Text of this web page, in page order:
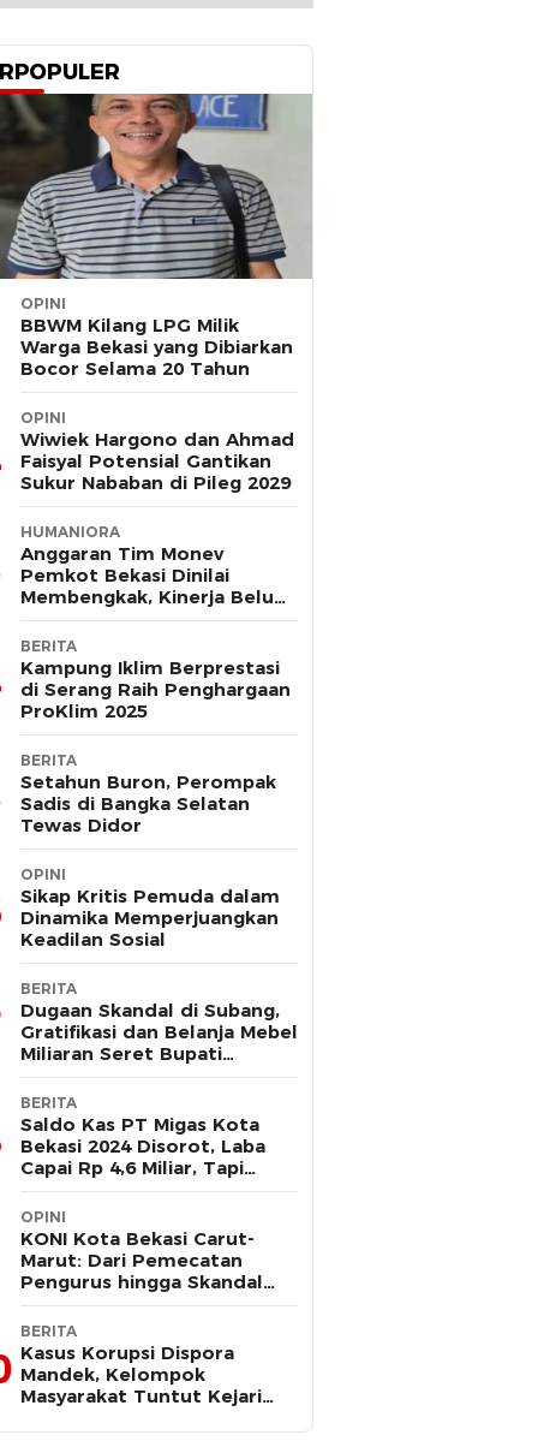
OPINI
BBWM Kilang LPG Milik
Warga Bekasi yang Dibiarkan
Bocor Selama 20 Tahun
OPINI
Wiwiek Hargono dan Ahmad
Faisyal Potensial Gantikan
Sukur Nababan di Pileg 2029
HUMANIORA
Anggaran Tim Monev
Pemkot Bekasi Dinilai
Membengkak, Kinerja Belum
Terbukti Efektif
BERITA
Kampung Iklim Berprestasi
di Serang Raih Penghargaan
ProKlim 2025
BERITA
Setahun Buron, Perompak
Sadis di Bangka Selatan
Tewas Didor
OPINI
Sikap Kritis Pemuda dalam
Dinamika Memperjuangkan
Keadilan Sosial
BERITA
Dugaan Skandal di Subang,
Gratifikasi dan Belanja Mebel
Miliaran Seret Bupati
Reynaldi
BERITA
Saldo Kas PT Migas Kota
Bekasi 2024 Disorot, Laba
Capai Rp 4,6 Miliar, Tapi
Hanya Tersisa Rp 13 Juta
OPINI
KONI Kota Bekasi Carut-
Marut: Dari Pemecatan
Pengurus hingga Skandal
Dana Hibah
BERITA
Kasus Korupsi Dispora
Mandek, Kelompok
Masyarakat Tuntut Kejari